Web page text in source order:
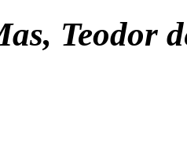
Teodor